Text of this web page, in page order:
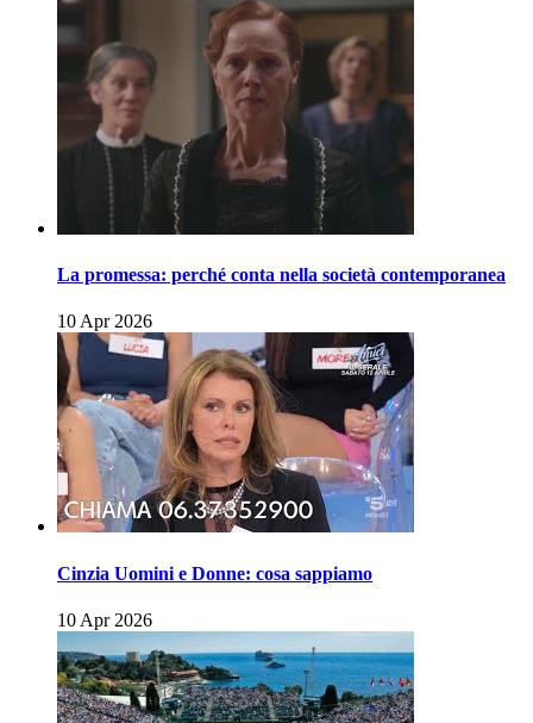
La promessa: perché conta nella società contemporanea
10 Apr 2026
Cinzia Uomini e Donne: cosa sappiamo
10 Apr 2026